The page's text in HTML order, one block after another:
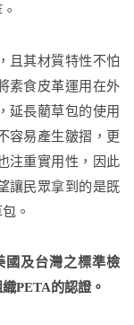
且其材質特性不怕
素食皮革運用在外
延長藺草包的使用
容易產生皺摺，更
注重實用性，因此
讓民眾拿到的是既
。
國及台灣之標準檢
PETA的認證。